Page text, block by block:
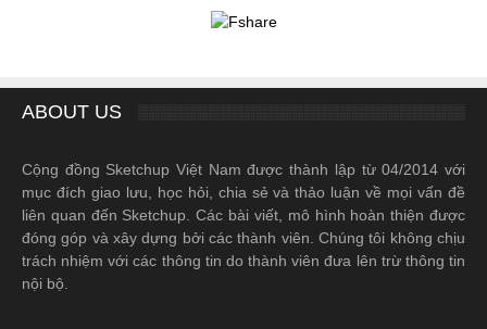
ABOUT US
Cộng đồng Sketchup Việt Nam được thành lập từ 04/2014 với
mục đích giao lưu, học hỏi, chia sẻ và thảo luận về mọi vấn đề
liên quan đến Sketchup. Các bài viết, mô hình hoàn thiện được
đóng góp và xây dựng bởi các thành viên. Chúng tôi không chịu
trách nhiệm với các thông tin do thành viên đưa lên trừ thông tin
nội bộ.